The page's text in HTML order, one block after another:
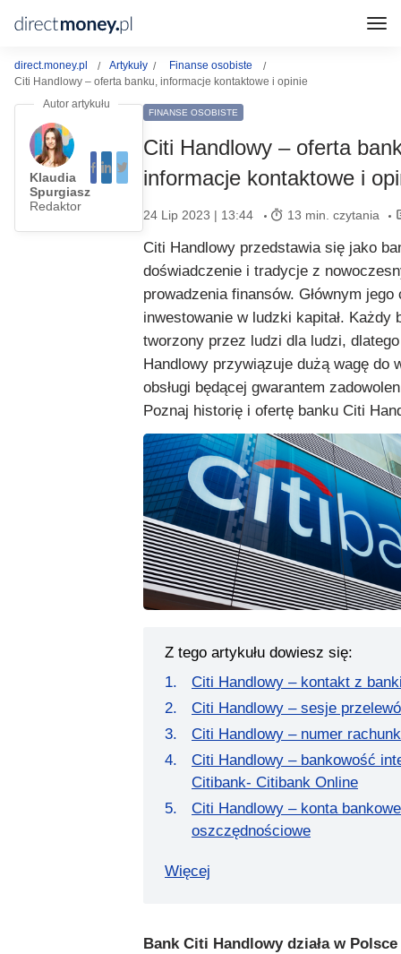
direct.money.pl Artykuły
Finanse osobiste
Citi Handlowy – oferta banku, informacje kontaktowe i opinie
Klaudia
Spurgiasz
Redaktor
FINANSE OSOBISTE
Citi Handlowy – oferta
informacje kontaktowe i
24 Lip 2023 | 13:44 13 min. czytania
Citi Handlowy przedstawia się jako
doświadczenie i tradycje z
prowadzenia finansów. Głównym jego
inwestowanie w ludzki kapitał. Każdy
tworzony przez ludzi dla ludzi,
Handlowy przywiązuje dużą wagę do
obsługi będącej gwarantem
Poznaj historię i ofertę banku Citi
Z tego artykułu dowiesz się:
Citi Handlowy – kontakt z
Citi Handlowy – sesje
Citi Handlowy – numer
Citi Handlowy – bankowość
Citibank- Citibank Online
Citi Handlowy – konta
oszczędnościowe
Więcej
Bank Citi Handlowy działa w